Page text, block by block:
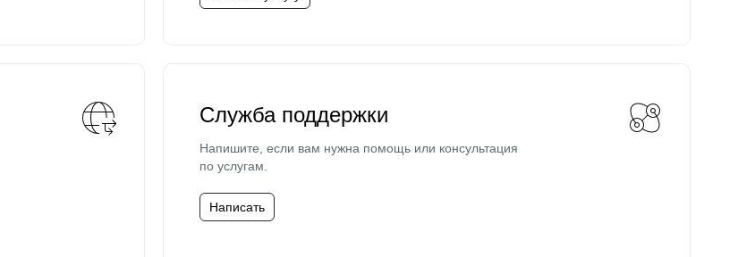
Служба поддержки
Напишите, если вам нужна помощь или консультация
по услугам.
Написать